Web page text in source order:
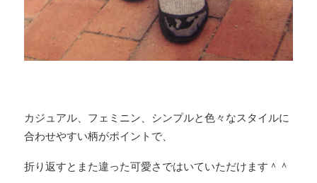
カジュアル、フェミニン、シンプルと色々なスタイルに
合わせやすい柄がポイントで、
折り返すとまた違った可愛さではいていただけます＾＾